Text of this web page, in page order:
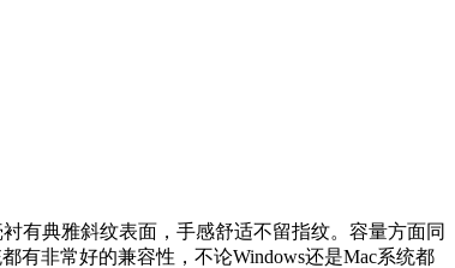
有典雅斜纹表面，手感舒适不留指纹。容量方面同
有非常好的兼容性，不论Windows还是Mac系统都